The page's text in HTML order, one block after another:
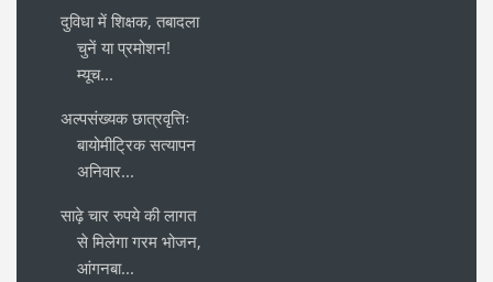
दुविधा में शिक्षक, तबादला
चुनें या प्रमोशन!
म्यूच...
अल्पसंख्यक छात्रवृत्तिः
बायोमीट्रिक सत्यापन
अनिवार...
साढ़े चार रुपये की लागत
से मिलेगा गरम भोजन,
आंगनबा...